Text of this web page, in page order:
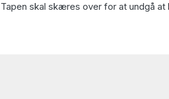
Tapen skal skæres over for at undgå at